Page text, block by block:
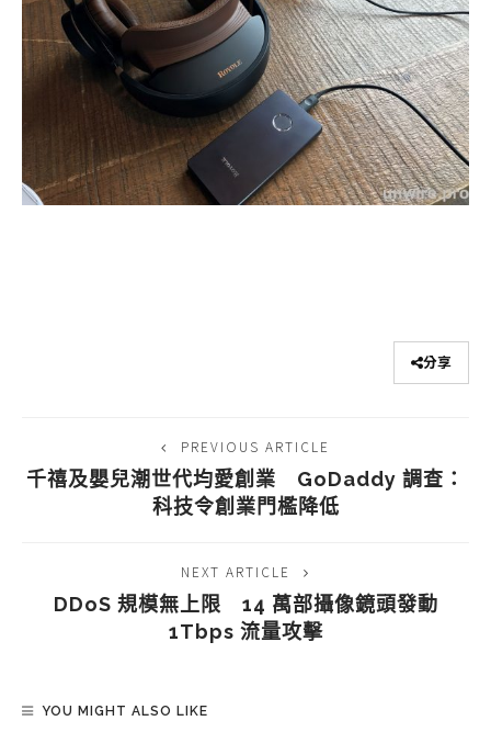
分享
PREVIOUS ARTICLE
千禧及嬰兒潮世代均愛創業 GoDaddy 調查：
科技令創業門檻降低
NEXT ARTICLE
DDoS 規模無上限 14 萬部攝像鏡頭發動
1Tbps 流量攻擊
YOU MIGHT ALSO LIKE